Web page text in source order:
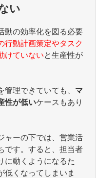
い
動の効率化を図る必要
行動計画策定やタスク
けていないと生産性が
理できていても、 マ
性が低いケースもあり
ャーの下では、営業活
です。すると、担当者
に動くようになるた
低くなってしまいま